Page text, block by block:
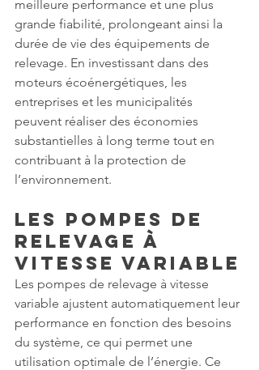
meilleure performance et une plus
grande fiabilité, prolongeant ainsi la
durée de vie des équipements de
relevage. En investissant dans des
moteurs écoénergétiques, les
entreprises et les municipalités
peuvent réaliser des économies
substantielles à long terme tout en
contribuant à la protection de
l’environnement.
Les Pompes de
Relevage à
Vitesse Variable
Les pompes de relevage à vitesse
variable ajustent automatiquement leur
performance en fonction des besoins
du système, ce qui permet une
utilisation optimale de l’énergie. Ce